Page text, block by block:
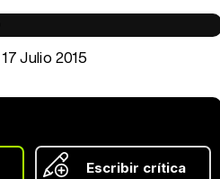
17 Julio 2015
Escribir crítica